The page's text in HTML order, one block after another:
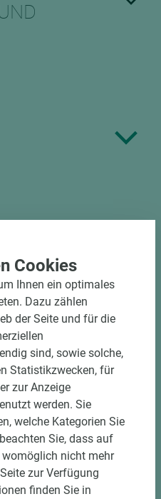
Varianten
Eurodekor
Cookies
Ihnen ein optimales
Dazu zählen
der Seite und für die
sind, sowie solche,
Statistikzwecken, für
zur Anzeige
werden. Sie
welche Kategorien Sie
Sie, dass auf
womöglich nicht mehr
zur Verfügung
finden Sie in